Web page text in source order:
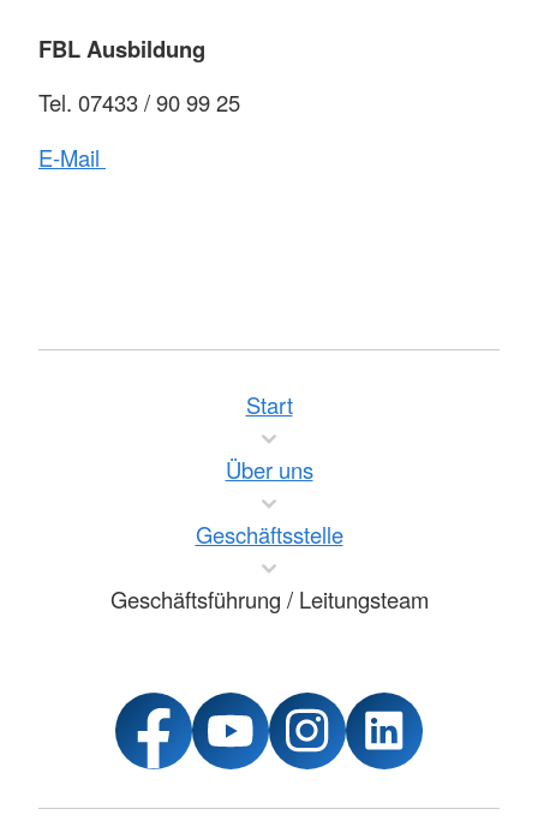
FBL Ausbildung
Tel. 07433 / 90 99 25
E-Mail
Start
Über uns
Geschäftsstelle
Geschäftsführung / Leitungsteam